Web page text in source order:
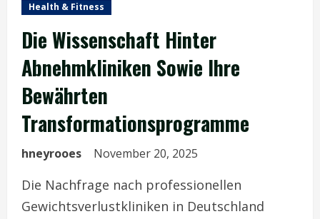
Health & Fitness
Die Wissenschaft Hinter
Abnehmkliniken Sowie Ihre
Bewährten
Transformationsprogramme
hneyrooes November 20, 2025
Die Nachfrage nach professionellen
Gewichtsverlustkliniken in Deutschland